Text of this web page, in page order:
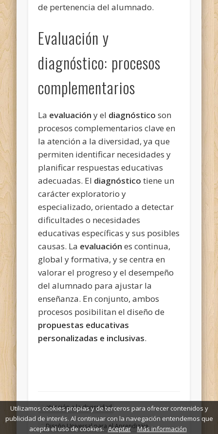
de pertenencia del alumnado.
Evaluación y
diagnóstico: procesos
complementarios
La evaluación y el diagnóstico son
procesos complementarios clave en
la atención a la diversidad, ya que
permiten identificar necesidades y
planificar respuestas educativas
adecuadas. El diagnóstico tiene un
carácter exploratorio y
especializado, orientado a detectar
dificultades o necesidades
educativas específicas y sus posibles
causas. La evaluación es continua,
global y formativa, y se centra en
valorar el progreso y el desempeño
del alumnado para ajustar la
enseñanza. En conjunto, ambos
procesos posibilitan el diseño de
propuestas educativas
personalizadas e inclusivas.
atención a la diversidad
Diseño Universal para el Aprendizaje
Utilizamos cookies propias y de terceros para ofrecer contenidos y
publicidad de interés. Al continuar con la navegación entendemos que
acepta el uso de cookies. Aceptar Más información